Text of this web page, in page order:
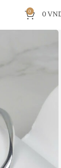
0
0